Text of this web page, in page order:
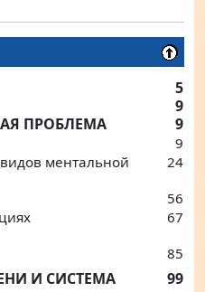
5
9
ПРОБЛЕМА
9
9
ментальной
24
56
67
85
И СИСТЕМА
99